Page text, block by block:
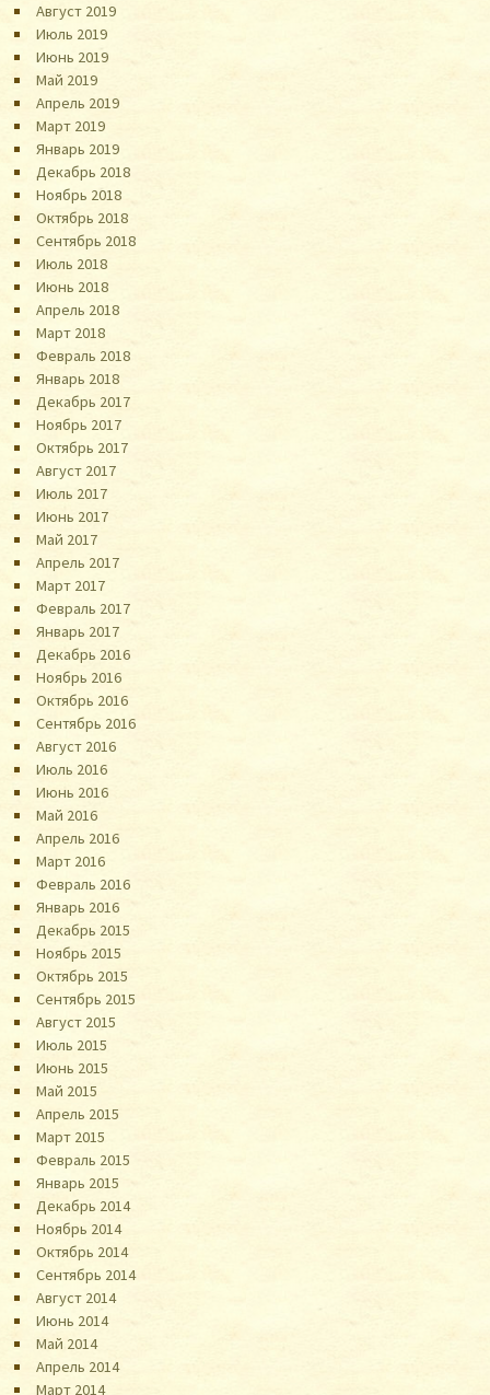
Август 2019
Июль 2019
Июнь 2019
Май 2019
Апрель 2019
Март 2019
Январь 2019
Декабрь 2018
Ноябрь 2018
Октябрь 2018
Сентябрь 2018
Июль 2018
Июнь 2018
Апрель 2018
Март 2018
Февраль 2018
Январь 2018
Декабрь 2017
Ноябрь 2017
Октябрь 2017
Август 2017
Июль 2017
Июнь 2017
Май 2017
Апрель 2017
Март 2017
Февраль 2017
Январь 2017
Декабрь 2016
Ноябрь 2016
Октябрь 2016
Сентябрь 2016
Август 2016
Июль 2016
Июнь 2016
Май 2016
Апрель 2016
Март 2016
Февраль 2016
Январь 2016
Декабрь 2015
Ноябрь 2015
Октябрь 2015
Сентябрь 2015
Август 2015
Июль 2015
Июнь 2015
Май 2015
Апрель 2015
Март 2015
Февраль 2015
Январь 2015
Декабрь 2014
Ноябрь 2014
Октябрь 2014
Сентябрь 2014
Август 2014
Июнь 2014
Май 2014
Апрель 2014
Март 2014